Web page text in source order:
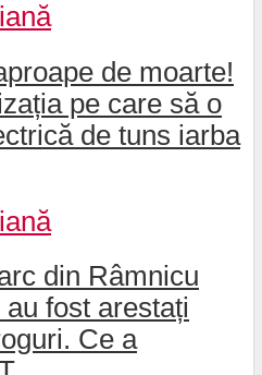
de moarte!
pe care să o
de tuns iarba
din Râmnicu
fost arestați
Ce a